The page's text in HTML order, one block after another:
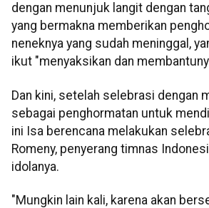
dengan menunjuk langit dengan
yang bermakna memberikan
neneknya yang sudah meninggal,
ikut "menyaksikan dan
Dan kini, setelah selebrasi dengan
sebagai penghormatan untuk
ini Isa berencana melakukan
Romeny, penyerang timnas
idolanya.
"Mungkin lain kali, karena akan